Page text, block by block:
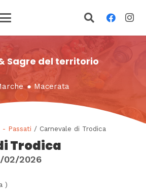
Sagre del territorio
● Macerata
- Passati / Carnevale di Trodica
Trodica
02/2026
)